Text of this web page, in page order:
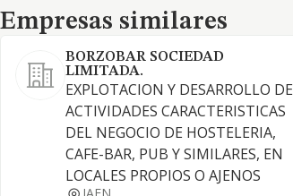
Empresas similares
Empresas similares
BORZOBAR SOCIEDAD
LIMITADA.
EXPLOTACION Y DESARROLLO DE
ACTIVIDADES CARACTERISTICAS
DEL NEGOCIO DE HOSTELERIA,
CAFE-BAR, PUB Y SIMILARES, EN
LOCALES PROPIOS O AJENOS